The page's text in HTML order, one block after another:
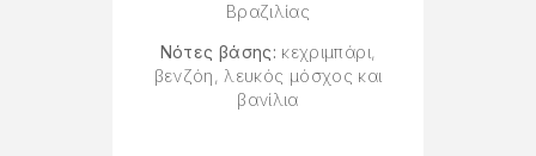
Βραζιλίας
Νότες βάσης: κεχριμπάρι,
βενζόη, λευκός μόσχος και
βανίλια